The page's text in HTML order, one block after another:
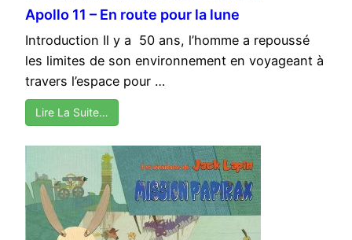
Apollo 11 – En route pour la lune
Introduction Il y a 50 ans, l’homme a repoussé
les limites de son environnement en voyageant à
travers l’espace pour …
Lire La Suite…